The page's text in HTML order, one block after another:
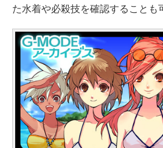
た水着や必殺技を確認することも